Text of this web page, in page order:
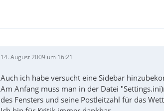
14. August 2009 um 16:21
Auch ich habe versucht eine Sidebar
Am Anfang muss man in der Datei
des Fensters und seine Postleitzahl für das